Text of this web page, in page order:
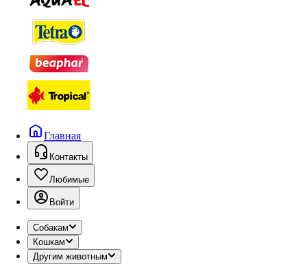
Главная
Контакты
Любимые
Войти
Собакам
Кошкам
Другим животным